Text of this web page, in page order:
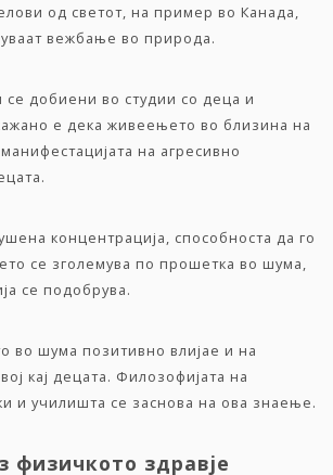
од светот, на пример во Канада,
вежбање во природа.
се добиени во студии со деца и
е дека живеењето во близина на
на агресивно
концентрација, способноста да го
се зголемува по прошетка во шума,
се подобрува.
во шума позитивно влијае и на
кај децата. Филозофијата на
и училишта се заснова на ова знаење.
физичкото здравје